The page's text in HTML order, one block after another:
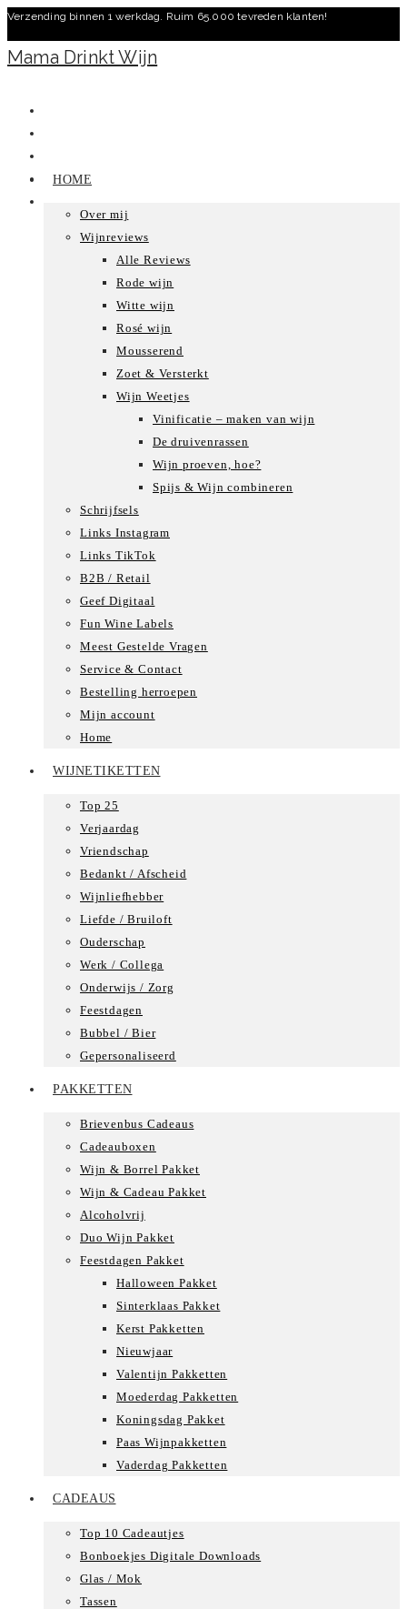
Ga
naar
inhoud
Verzending binnen 1 werkdag. Ruim 65.000 tevreden klanten!
Mama Drinkt Wijn
HOME
Over mij
Wijnreviews
Alle Reviews
Rode wijn
Witte wijn
Rosé wijn
Mousserend
Zoet & Versterkt
Wijn Weetjes
Vinificatie – maken van wijn
De druivenrassen
Wijn proeven, hoe?
Spijs & Wijn combineren
Schrijfsels
Links Instagram
Links TikTok
B2B / Retail
Geef Digitaal
Fun Wine Labels
Meest Gestelde Vragen
Service & Contact
Bestelling herroepen
Mijn account
Home
WIJNETIKETTEN
Top 25
Verjaardag
Vriendschap
Bedankt / Afscheid
Wijnliefhebber
Liefde / Bruiloft
Ouderschap
Werk / Collega
Onderwijs / Zorg
Feestdagen
Bubbel / Bier
Gepersonaliseerd
PAKKETTEN
Brievenbus Cadeaus
Cadeauboxen
Wijn & Borrel Pakket
Wijn & Cadeau Pakket
Alcoholvrij
Duo Wijn Pakket
Feestdagen Pakket
Halloween Pakket
Sinterklaas Pakket
Kerst Pakketten
Nieuwjaar
Valentijn Pakketten
Moederdag Pakketten
Koningsdag Pakket
Paas Wijnpakketten
Vaderdag Pakketten
CADEAUS
Top 10 Cadeautjes
Bonboekjes Digitale Downloads
Glas / Mok
Tassen